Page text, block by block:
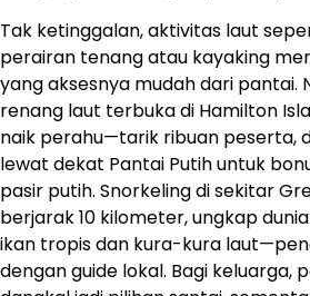
Tak ketinggalan, aktivitas laut
perairan tenang atau kayaking
yang aksesnya mudah dari pantai.
renang laut terbuka di Hamilton
naik perahu—tarik ribuan peserta,
lewat dekat Pantai Putih untuk
pasir putih. Snorkeling di sekitar
berjarak 10 kilometer, ungkap
ikan tropis dan kura-kura
dengan guide lokal. Bagi keluarga,